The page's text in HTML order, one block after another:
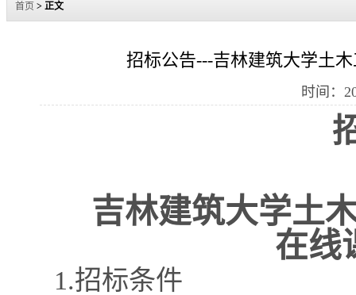
首页 > 正文
招标公告---吉林建筑大学土
时间：
吉林建筑大学土
在线
1.招标条件